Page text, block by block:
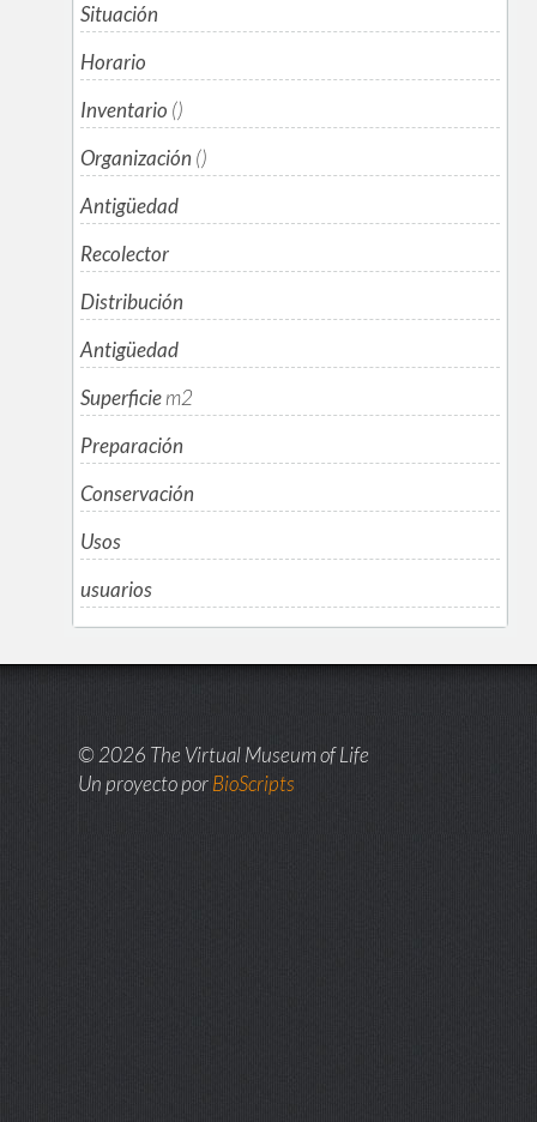
Situación
Horario
Inventario ()
Organización ()
Antigüedad
Recolector
Distribución
Antigüedad
Superficiem2
Preparación
Conservación
Usos
usuarios
© 2026 The Virtual Museum of Life
Un proyecto porBioScripts